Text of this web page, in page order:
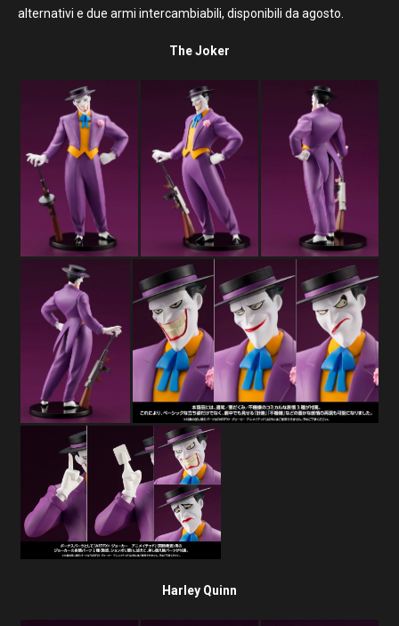
alternativi e due armi intercambiabili, disponibili da agosto.
The Joker
Harley Quinn